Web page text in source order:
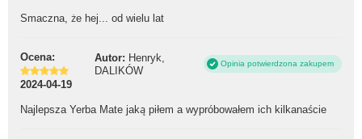
Smaczna, że hej... od wielu lat
Ocena: Autor: Henryk,
DALIKÓW
Opinia potwierdzona zakupem
2024-04-19
Najlepsza Yerba Mate jaką piłem a wypróbowałem ich kilkanaście